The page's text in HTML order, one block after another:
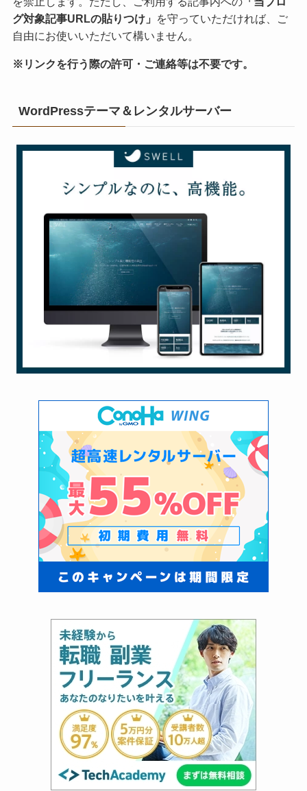
グ対象記事URLの貼りつけ」
を守っていただければ、ご
自由にお使いいただいて構いません。
※リンクを行う際の許可・ご連絡等は不要です。
WordPressテーマ＆レンタルサーバー